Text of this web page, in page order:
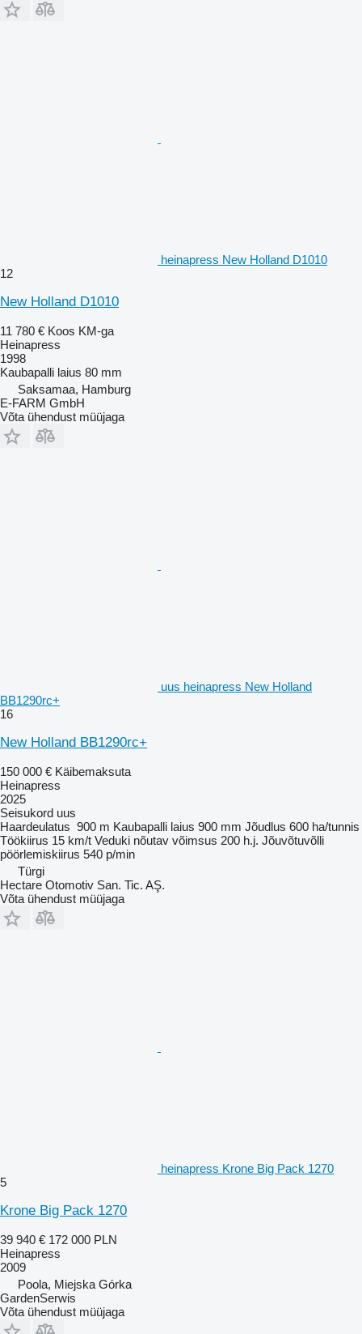
heinapress New Holland D1010
12
New Holland D1010
11 780 € Koos KM-ga
Heinapress
1998
Kaubapalli laius 80 mm
Saksamaa, Hamburg
E-FARM GmbH
Võta ühendust müüjaga
uus heinapress New Holland
BB1290rc+
16
New Holland BB1290rc+
150 000 € Käibemaksuta
Heinapress
2025
Seisukord uus
Haardeulatus 900 m Kaubapalli laius 900 mm Jõudlus 600 ha/tunnis
Töökiirus 15 km/t Veduki nõutav võimsus 200 h.j. Jõuvõtuvõlli
pöörlemiskiirus 540 p/min
Türgi
Hectare Otomotiv San. Tic. AŞ.
Võta ühendust müüjaga
heinapress Krone Big Pack 1270
5
Krone Big Pack 1270
39 940 € 172 000 PLN
Heinapress
2009
Poola, Miejska Górka
GardenSerwis
Võta ühendust müüjaga